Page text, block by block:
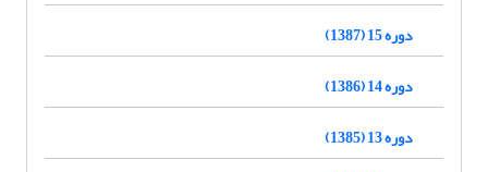
دوره 15 (1387)
دوره 14 (1386)
دوره 13 (1385)